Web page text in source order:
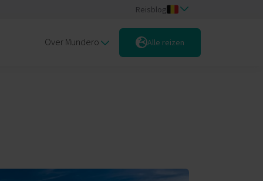
Reisblog
Over Mundero Alle reizen